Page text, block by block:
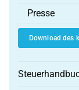
Presse
Download des